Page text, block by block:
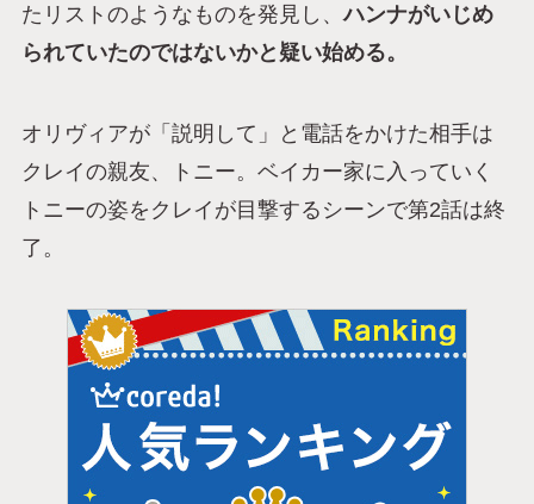
たリストのようなものを発見し、ハンナがいじめ
られていたのではないかと疑い始める。
オリヴィアが「説明して」と電話をかけた相手は
クレイの親友、トニー。ベイカー家に入っていく
トニーの姿をクレイが目撃するシーンで第2話は終
了。